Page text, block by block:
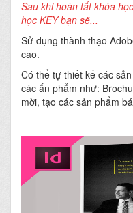
Sau khi hoàn tất khóa
học KEYbạn sẽ...
Sử dụng thành thạo
cao.
Có thể tự thiết kế các
các ấn phẩm như:
mời, tạo các sản phẩm